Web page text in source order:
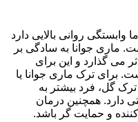
وابستگی روانی بالایی دارد
ماری جوانا به سادگی بر
می گذارد و این برای
برای ترک ماری جوانا یا
گل، فرد بیشتر به
دارد. همچنین درمان
و حمایت گر باشد.